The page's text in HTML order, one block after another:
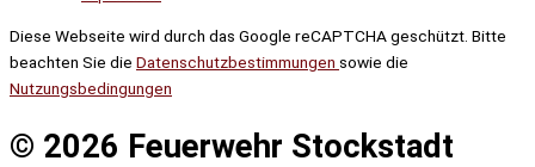
Diese Webseite wird durch das Google reCAPTCHA geschützt. Bitte
beachten Sie die Datenschutzbestimmungen sowie die
Nutzungsbedingungen
© 2026 Feuerwehr Stockstadt